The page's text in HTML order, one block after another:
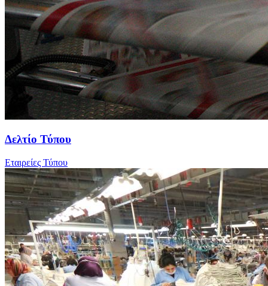
Δελτίο Τύπου
Εταιρείες Τύπου